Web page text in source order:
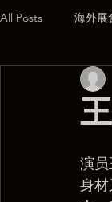
All Posts 海外展
演
身